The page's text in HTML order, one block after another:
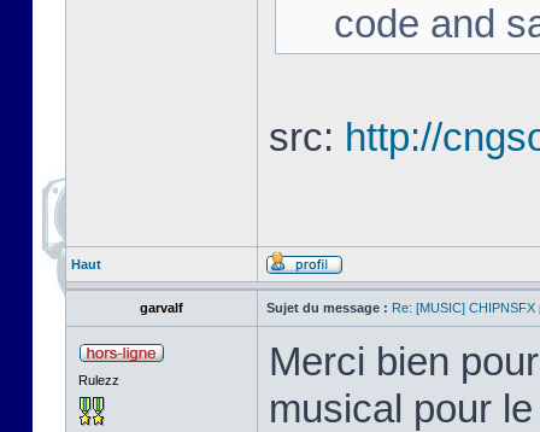
code and
src: http://
Haut
garvalf Sujet du message : Re: [MUSIC]
Rulezz
Merci bien
musical pour